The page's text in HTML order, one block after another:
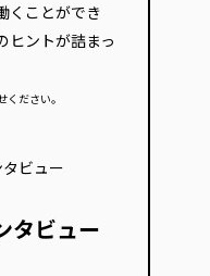
くことができ
ヒントが詰まっ
ださい。
タビュー